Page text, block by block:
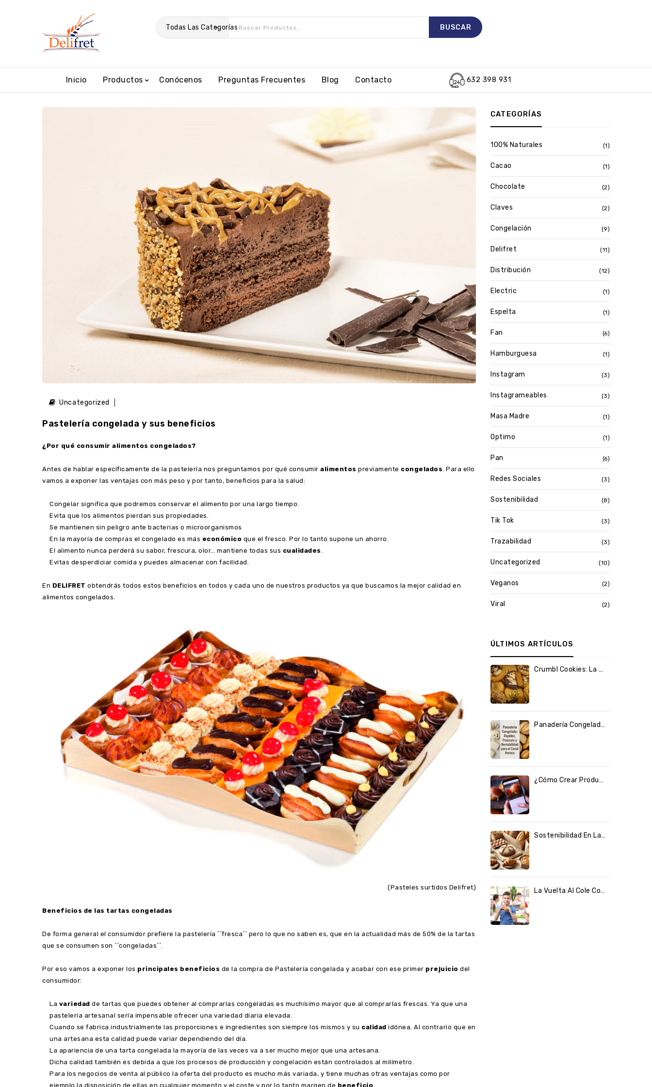
Todas Las Categorías
Inicio Productos Conócenos Preguntas Frecuentes Blog Contacto 632 398 931
Uncategorized
Pastelería congelada y sus beneficios
¿Por qué consumir alimentos congelados?
Antes de hablar específicamente de la pastelería nos preguntamos por qué consumir alimentos previamente congelados . Para ello
vamos a exponer las ventajas con más peso y por tanto, beneficios para la salud:
Congelar significa que podremos conservar el alimento por una largo tiempo.
Evita que los alimentos pierdan sus propiedades.
Se mantienen sin peligro ante bacterias o microorganismos
En la mayoría de compras el congelado es más económico que el fresco. Por lo tanto supone un ahorro.
El alimento nunca perderá su sabor, frescura, olor… mantiene todas sus cualidades
Evitas desperdiciar comida y puedes almacenar con facilidad.
En DELIFRET obtendrás todos estos beneficios en todos y cada uno de nuestros productos ya que buscamos la mejor calidad en
alimentos congelados.
(Pasteles surtidos Delifret)
Beneficios de las tartas congeladas
De forma general el consumidor prefiere la pastelería ``fresca´´ pero lo que no saben es, que en la actualidad más de 50% de la tartas
que se consumen son ``congeladas´´.
Por eso vamos a exponer los principales beneficios de la compra de Pastelería congelada y acabar con ese primer prejuicio del
consumidor:
La variedad de tartas que puedes obtener al comprarlas congeladas es muchísimo mayor que al comprarlas frescas. Ya que una
pastelería artesanal sería impensable ofrecer una variedad diaria elevada.
Cuando se fabrica industrialmente las proporciones e ingredientes son siempre los mismos y su calidad idónea. Al contrario que en
una artesana esta calidad puede variar dependiendo del día.
La apariencia de una tarta congelada la mayoría de las veces va a ser mucho mejor que una artesana.
Dicha calidad también es debida a que los procesos de producción y congelación están controlados al milímetro.
Para los negocios de venta al público la oferta del producto es mucho más variada, y tiene muchas otras ventajas como por
ejemplo la disposición de ellas en cualquier momento y el coste y por lo tanto margen de beneficio
CATEGORÍAS
100% Naturales (1)
Cacao (1)
Chocolate (2)
Claves (2)
Congelación (9)
Delifret (11)
Distribución (12)
Electric (1)
Espelta (1)
Fan (6)
Hamburguesa (1)
Instagram (3)
Instagrameables (3)
Masa Madre (1)
Optimo (1)
Pan (6)
Redes Sociales (3)
Sostenibilidad (8)
Tik Tok (3)
Trazabilidad (3)
Uncategorized (10)
Veganos (2)
Viral (2)
ÚLTIMOS ARTÍCULOS
Crumbl Cookies: La Tendencia Solo En Delifret
Panadería Congelada Para El Canal Hore: Rapidez, Frescura Y Rentabilidad
¿Cómo Crear Productos «Instagrameables´´ En Las RRSS?
Sostenibilidad En La Industria Y Claves Para El Futuro
La Vuelta Al Cole Con Los Alimentos Congelados De Delifret